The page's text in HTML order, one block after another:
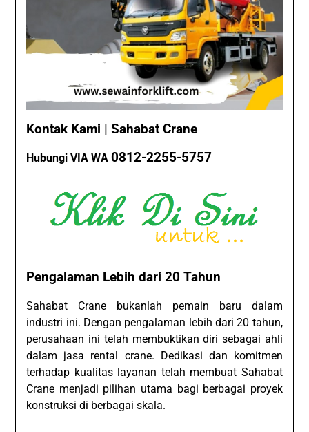
Kontak Kami | Sahabat Crane
Hubungi VIA WA0812-2255-5757
Pengalaman Lebih dari 20 Tahun
Sahabat Crane bukanlah pemain baru dalam
industri ini. Dengan pengalaman lebih dari 20 tahun,
perusahaan ini telah membuktikan diri sebagai ahli
dalam jasa rental crane. Dedikasi dan komitmen
terhadap kualitas layanan telah membuat Sahabat
Crane menjadi pilihan utama bagi berbagai proyek
konstruksi di berbagai skala.